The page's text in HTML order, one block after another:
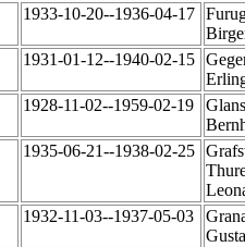
1933-10-20--1936-04-17
1931-01-12--1940-02-15
1928-11-02--1959-02-19
1935-06-21--1938-02-25
1932-11-03--1937-05-03